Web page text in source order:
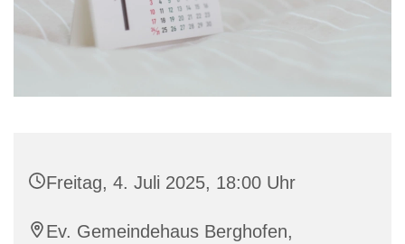
Freitag, 4. Juli 2025, 18:00 Uhr
Ev. Gemeindehaus Berghofen,